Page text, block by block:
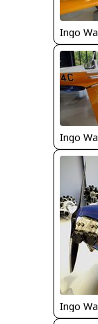
Ingo
Ingo
Ingo